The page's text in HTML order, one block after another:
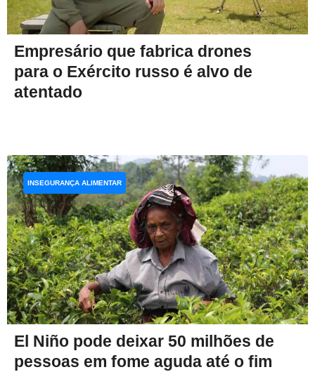
Empresário que fabrica drones
para o Exército russo é alvo de
atentado
El Niño pode deixar 50 milhões de
pessoas em fome aguda até o fim
INSEGURANÇA ALIMENTAR